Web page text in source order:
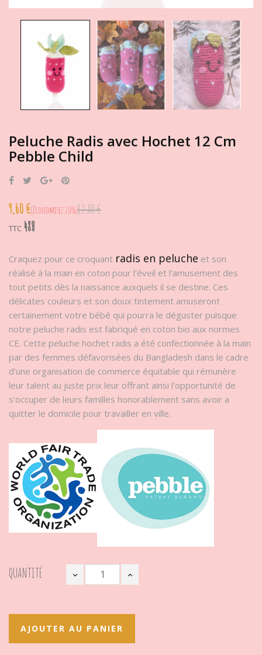
Peluche Radis avec Hochet 12 Cm
Pebble Child
PartagerTweet Google+
9,60 € Économisez 20%12,00 €
TTC 48H
Craquez pour ce croquant radis en peluche et son
réalisé à la main en coton pour l'éveil et l'amusement des
tout petits dès la naissance auxquels il se destine. Ces
délicates couleurs et son doux tintement amuseront
certainement votre bébé qui pourra le déguster puisque
notre peluche radis est fabriqué en coton bio aux normes
CE. Cette peluche hochet radis a été confectionnée à la main
par des femmes défavorisées du Bangladesh dans le cadre
d'une organisation de commerce équitable qui rémunère
leur talent au juste prix leur offrant ainsi l'opportunité de
s'occuper de leurs familles honorablement sans avoir a
quitter le domicile pour travailler en ville.
QUANTITÉ
AJOUTER AU PANIER